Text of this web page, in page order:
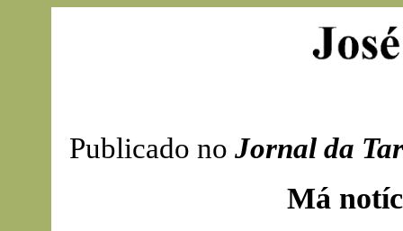
Publicado no Jornal da
Má